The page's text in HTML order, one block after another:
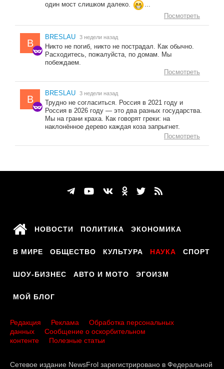
один мост слишком далеко.
...
Посмотреть
B
BRESLAU 3 недели назад
Никто не погиб, никто не пострадал. Как обычно.
Расходитесь, пожалуйста, по домам. Мы
побеждаем.
Посмотреть
B
BRESLAU 3 недели назад
Трудно не согласиться. Россия в 2021 году и
Россия в 2026 году — это два разных государства.
Мы на грани краха. Как говорят греки: на
наклонённое дерево каждая коза запрыгнет.
Посмотреть
НОВОСТИ ПОЛИТИКА ЭКОНОМИКА
В МИРЕ ОБЩЕСТВО КУЛЬТУРА НАУКА СПОРТ
ШОУ-БИЗНЕС АВТО И МОТО ЭГОИЗМ
МОЙ БЛОГ
Редакция Реклама
Обработка персональных
данных
Сообщение о оскорбительном
контенте
Полезные статьи
Сетевое издание NewsFrol зарегистрировано в Федеральной